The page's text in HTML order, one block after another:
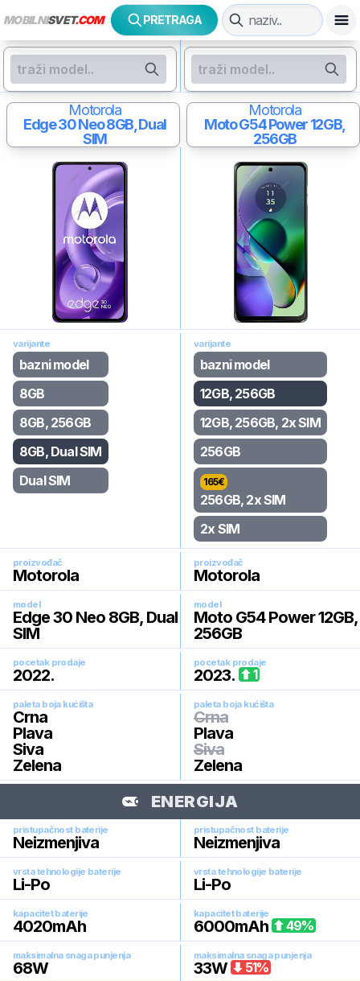
MOBILNISVET.COM PRETRAGA
Motorola
Edge 30 Neo8GB, Dual
SIM
Motorola
Moto G54 Power12GB,
256GB
varijante
bazni model
8GB
8GB, 256GB
8GB, Dual SIM
Dual SIM
varijante
bazni model
12GB, 256GB
12GB, 256GB, 2x SIM
256GB
165€
256GB, 2x SIM
2x SIM
proizvođač
Motorola
proizvođač
Motorola
model
Edge 30 Neo 8GB, Dual
SIM
model
Moto G54 Power 12GB,
256GB
pocetak prodaje
2022.
pocetak prodaje
2023. 1
paleta boja kućišta
Crna
Plava
Siva
Zelena
paleta boja kućišta
Crna
Plava
Siva
Zelena
ENERGIJA
pristupačnost baterije
Neizmenjiva
pristupačnost baterije
Neizmenjiva
vrsta tehnologije baterije
Li-Po
vrsta tehnologije baterije
Li-Po
kapacitet baterije
4020mAh
kapacitet baterije
6000mAh 49%
maksimalna snaga punjenja
68W
maksimalna snaga punjenja
33W 51%